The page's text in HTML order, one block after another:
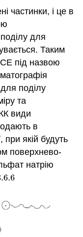
частинки, і це в
для
Таким
під назвою
поділу
та
види
в
при якій будуть
поверхнево-
натрію
6
6